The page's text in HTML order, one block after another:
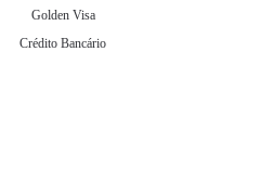
Golden Visa
Crédito Bancário